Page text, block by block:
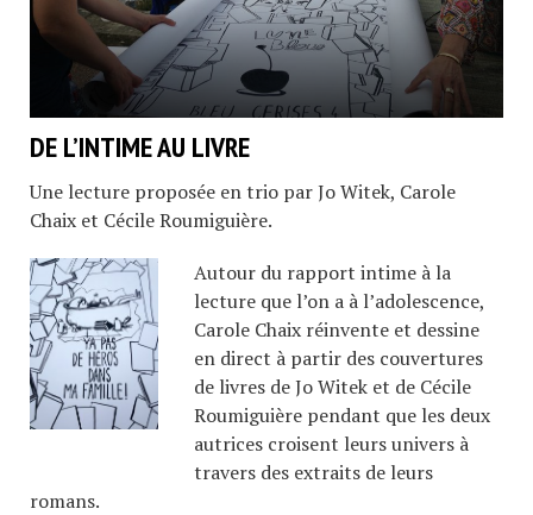
DE L’INTIME AU LIVRE
Une lecture proposée en trio par Jo Witek, Carole
Chaix et Cécile Roumiguière.
Autour du rapport intime à la
lecture que l’on a à l’adolescence,
Carole Chaix réinvente et dessine
en direct à partir des couvertures
de livres de Jo Witek et de Cécile
Roumiguière pendant que les deux
autrices croisent leurs univers à
travers des extraits de leurs
romans.